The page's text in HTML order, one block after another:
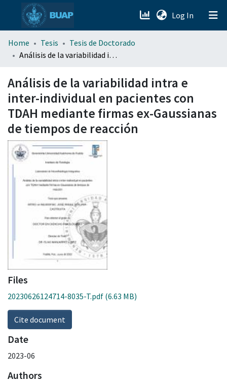
Log In (current)
menu.section.about_menu
Home Tesis
Tesis de Doctorado
Análisis de la variabilidad intra e inter-individual en pacientes con TDAH mediante firmas ex-Gaussianas de tiempos de reacción
Análisis de la variabilidad intra e
inter-individual en pacientes con
TDAH mediante firmas ex-Gaussianas
de tiempos de reacción
Files
20230626124714-8035-T.pdf (6.63 MB)
Cite document
Date
2023-06
Authors